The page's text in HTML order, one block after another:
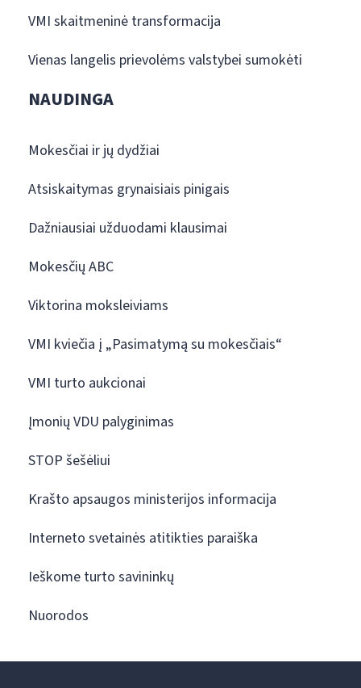
VMI skaitmeninė transformacija
Vienas langelis prievolėms valstybei sumokėti
NAUDINGA
Mokesčiai ir jų dydžiai
Atsiskaitymas grynaisiais pinigais
Dažniausiai užduodami klausimai
Mokesčių ABC
Viktorina moksleiviams
VMI kviečia į „Pasimatymą su mokesčiais“
VMI turto aukcionai
Įmonių VDU palyginimas
STOP šešėliui
Krašto apsaugos ministerijos informacija
Interneto svetainės atitikties paraiška
Ieškome turto savininkų
Nuorodos